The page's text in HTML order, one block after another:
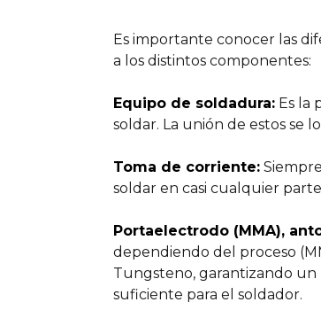
Es importante conocer las
a los distintos componentes:
Equipo de soldadura: Es la
soldar. La unión de estos se
Toma de corriente:
soldar en casi cualquier
Portaelectrodo (MMA),
dependiendo del proceso
Tungsteno, garantizando un
suficiente para el soldador.